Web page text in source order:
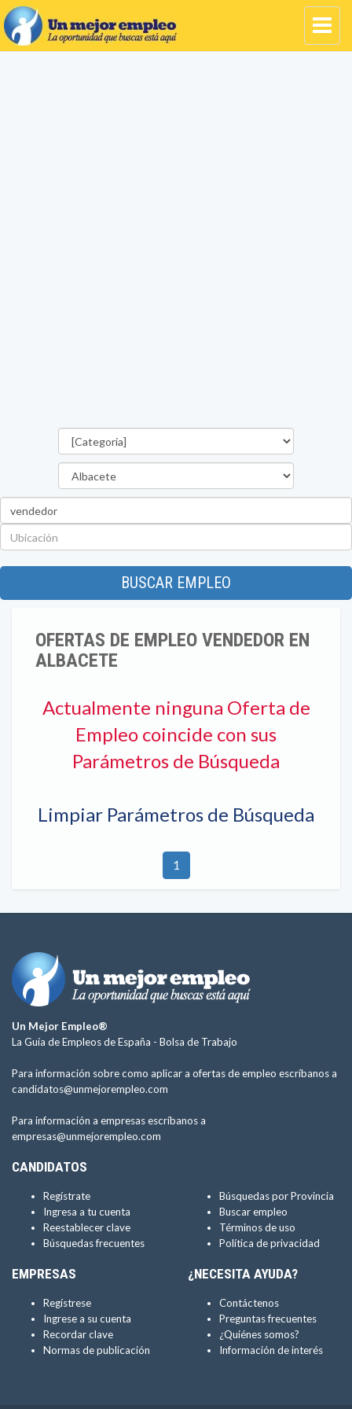
BUSCAR EMPLEO
OFERTAS DE EMPLEO VENDEDOR EN
ALBACETE
Actualmente ninguna Oferta de
Empleo coincide con sus
Parámetros de Búsqueda
Limpiar Parámetros de Búsqueda
1
Un Mejor Empleo®
La Guía de Empleos de España - Bolsa de Trabajo
Para información sobre como aplicar a ofertas de empleo escríbanos a
candidatos@unmejorempleo.com
Para información a empresas escríbanos a
empresas@unmejorempleo.com
CANDIDATOS
Regístrate
Ingresa a tu cuenta
Reestablecer clave
Búsquedas frecuentes
Búsquedas por Provincia
Buscar empleo
Términos de uso
Política de privacidad
EMPRESAS
Regístrese
Ingrese a su cuenta
Recordar clave
Normas de publicación
¿NECESITA AYUDA?
Contáctenos
Preguntas frecuentes
¿Quiénes somos?
Información de interés